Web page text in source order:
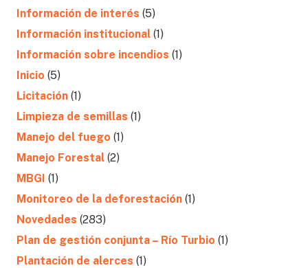
Información de interés (5)
Información institucional (1)
Información sobre incendios (1)
Inicio (5)
Licitación (1)
Limpieza de semillas (1)
Manejo del fuego (1)
Manejo Forestal (2)
MBGI (1)
Monitoreo de la deforestación (1)
Novedades (283)
Plan de gestión conjunta – Río Turbio (1)
Plantación de alerces (1)